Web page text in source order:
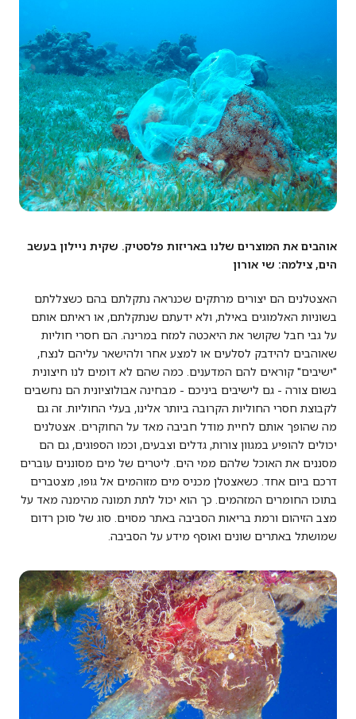
אוהבים את המוצרים שלנו באריזות פלסטיק. שקית ניילון בעשב
הים, צילמה: שי אורון
האצטלנים הם יצורים מרתקים שכנראה נתקלתם בהם כשצללתם
בשוניות האלמוגים באילת, ולא ידעתם שנתקלתם, או ראיתם אותם
על גבי חבל שקושר את היאכטה למזח במרינה. הם חסרי חוליות
שאוהבים להידבק לסלעים או למצע אחר ולהישאר עליהם לנצח,
"ישיבים" קוראים להם המדענים. כמה שהם לא דומים לנו חיצונית
בשום צורה - גם לישיבים ביניכם - מבחינה אבולוציונית הם נחשבים
לקבוצת חסרי החוליות הקרובה ביותר אלינו, בעלי החוליות. זה גם
מה שהופך אותם לחיית מודל חביבה מאד על החוקרים. אצטלנים
יכולים להופיע במגוון צורות, גדלים וצבעים, וכמו הספוגים, גם הם
מסננים את האוכל שלהם ממי הים. ליטרים של מים מסוננים עוברים
דרכם ביום אחד. כשאצטלן מכניס מים מזוהמים אל גופו, מצטברים
בתוכו החומרים המזהמים. כך הוא יכול לתת תמונה מהימנה מאד על
מצב הזיהום ורמת בריאות הסביבה באתר מסוים. סוג של סוכן רדום
שמושתל באתרים שונים ואוסף מידע על הסביבה.